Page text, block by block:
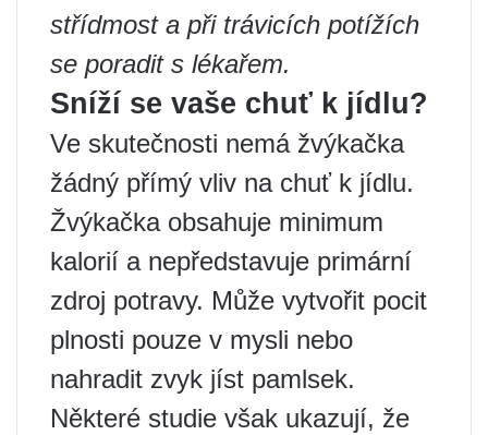
střídmost a při trávicích potížích
se poradit s lékařem.
Sníží se vaše chuť k jídlu?
Ve skutečnosti nemá žvýkačka
žádný přímý vliv na chuť k jídlu.
Žvýkačka obsahuje minimum
kalorií a nepředstavuje primární
zdroj potravy. Může vytvořit pocit
plnosti pouze v mysli nebo
nahradit zvyk jíst pamlsek.
Některé studie však ukazují, že